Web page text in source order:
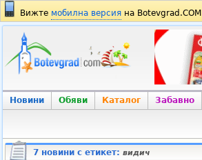
Вижте мобилна версия на Botevgrad.COM
Новини Обяви Каталог Забавно
7 новини с етикет: видич